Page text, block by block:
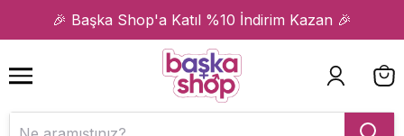
🎉 Başka Shop'a Katıl %10 İndirim Kazan 🎉
1 2